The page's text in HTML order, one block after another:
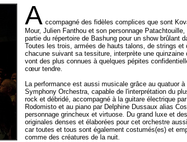
A ccompagné des fidèles complices que sont
Mour, Julien Fanthou et son personnage
partie du répertoire de Bashung pour un show brûlant
Toutes les trois, armées de hauts talons, de strings et
chacune suivant sa tessiture, interprète une quinzaine
vont des plus connues à quelques pépites
cœur tendre.
La performance est aussi musicale grâce au quatuor
Symphony Orchestra, capable de l'interprétation du
rock et débridé, accompagné à la guitare électrique
Rodomisto et au piano par Delphine Dussaux alias
personnage grincheux et virtuose. Du grand luxe et
originales denses et élaborées pour cet orchestre
car toutes et tous sont également costumés(es) et
comme des créatures de la nuit.